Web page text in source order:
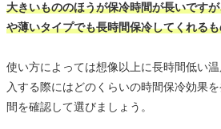
大きいもののほうが保冷時間が長いです
や薄いタイプでも長時間保冷してくれる
使い方によっては想像以上に長時間低い
入する際にはどのくらいの時間保冷効果
間を確認して選びましょう。